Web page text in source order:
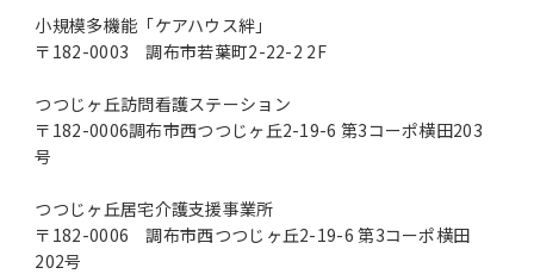
小規模多機能「ケアハウス絆」
〒182-0003 調布市若葉町2-22-2 2F
つつじヶ丘訪問看護ステーション
〒182-0006調布市西つつじヶ丘2-19-6 第3コーポ横田203
号
つつじヶ丘居宅介護支援事業所
〒182-0006 調布市西つつじヶ丘2-19-6 第3コーポ横田
202号